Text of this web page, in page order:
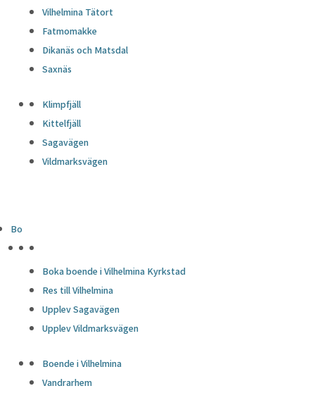
Vilhelmina Tätort
Fatmomakke
Dikanäs och Matsdal
Saxnäs
Klimpfjäll
Kittelfjäll
Sagavägen
Vildmarksvägen
Bo
Boka boende i Vilhelmina Kyrkstad
Res till Vilhelmina
Upplev Sagavägen
Upplev Vildmarksvägen
Boende i Vilhelmina
Vandrarhem